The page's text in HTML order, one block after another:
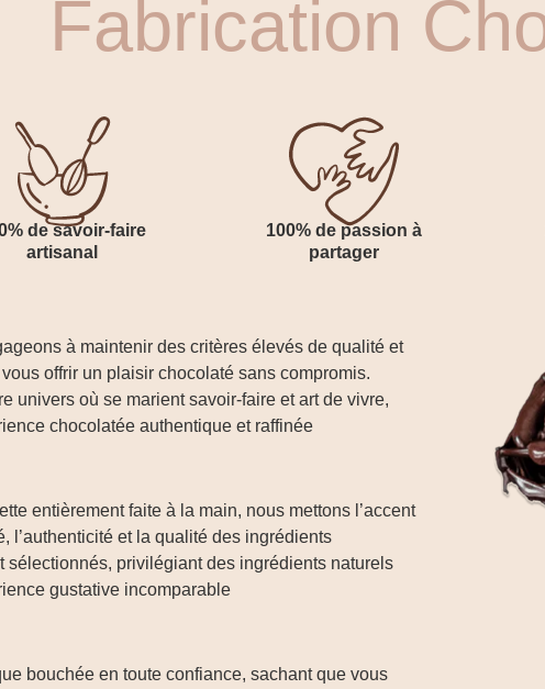
Fabrication
de savoir-faire
artisanal
100% de passion à
partager
à maintenir des critères élevés de qualité et
offrir un plaisir chocolaté sans compromis.
univers où se marient savoir-faire et art de vivre,
chocolatée authentique et raffinée
entièrement faite à la main, nous mettons l’accent
l’authenticité et la qualité des ingrédients
sélectionnés, privilégiant des ingrédients naturels
gustative incomparable
bouchée en toute confiance, sachant que vous